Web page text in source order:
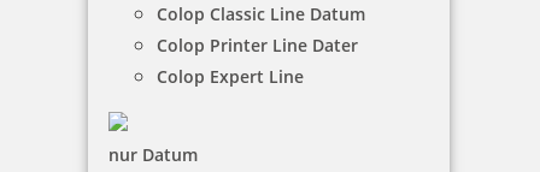
Colop Classic Line Datum
Colop Printer Line Dater
Colop Expert Line
nur Datum
18,45 €
Jetzt gestalten